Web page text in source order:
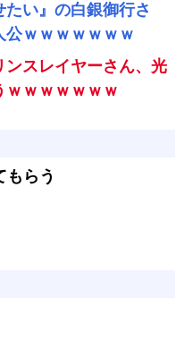
たい』の白銀御行さ
ｗｗｗｗｗｗｗ
ンスレイヤーさん、光
ｗｗｗｗｗｗ
もらう